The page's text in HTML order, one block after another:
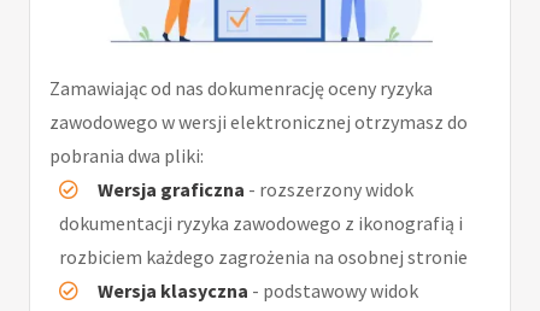
Zamawiając od nas dokumenrację oceny ryzyka
zawodowego w wersji elektronicznej otrzymasz do
pobrania dwa pliki:
Wersja graficzna - rozszerzony widok
dokumentacji ryzyka zawodowego z ikonografią i
rozbiciem każdego zagrożenia na osobnej stronie
Wersja klasyczna - podstawowy widok